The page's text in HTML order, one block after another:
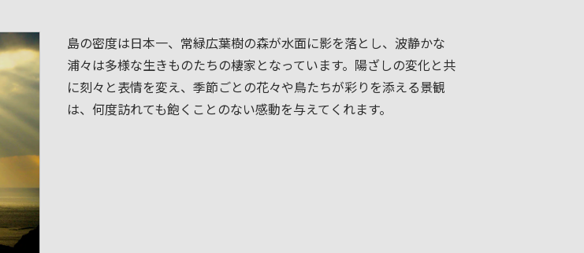
島の密度は日本一、常緑広葉樹の森が水面に影を落とし、波静かな
浦々は多様な生きものたちの棲家となっています。陽ざしの変化と共
に刻々と表情を変え、季節ごとの花々や鳥たちが彩りを添える景観
は、何度訪れても飽くことのない感動を与えてくれます。